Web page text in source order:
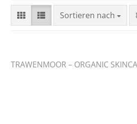
Sortieren nach
Sortieren nach
TRAWENMOOR – ORGANIC